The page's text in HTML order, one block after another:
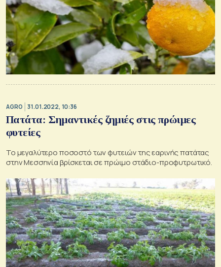
AGRO 31.01.2022, 10:36
Πατάτα: Σημαντικές ζημιές στις πρώιμες
φυτείες
Το µεγαλύτερο ποσοστό των φυτειών της εαρινής πατάτας
στην Μεσσηνία βρίσκεται σε πρώιμο στάδιο-προφυτρωτικό.